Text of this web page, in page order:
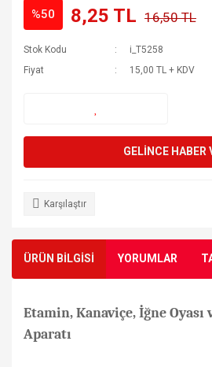
%50 8,25 TL 16,50 TL
Stok Kodu
i_T5258
Fiyat
15,00 TL + KDV
GELİNCE HABER
Karşılaştır
ÜRÜN BİLGİSİ YORUMLAR
Etamin, Kanaviçe, İğne Oyası
Aparatı